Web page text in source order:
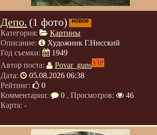
Депо. (1 фото) новое
Категория:
Картины
Описание:
Художник Г.Нисский
Год съемки:
1949
Автор поста:
Povar_gunsVIP
Дата:
05.08.2026 06:38
Рейтинг:
0
Комментарии:
0 , Просмотров:
46
Карта: -